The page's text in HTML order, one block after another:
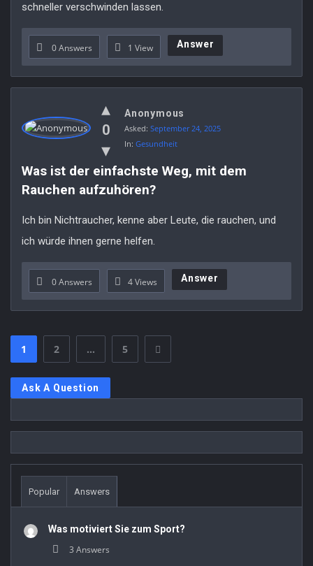
schneller verschwinden lassen.
0 Answers 1 View Answer
0
Anonymous
Asked: September 24, 2025
In: Gesundheit
Was ist der einfachste Weg, mit dem
Rauchen aufzuhören?
Ich bin Nichtraucher, kenne aber Leute, die rauchen, und
ich würde ihnen gerne helfen.
0 Answers 4Views Answer
1 2 … 5
Sidebar
Ask A Question
Stats
Popular Answers
Was motiviert Sie zum Sport?
3 Answers